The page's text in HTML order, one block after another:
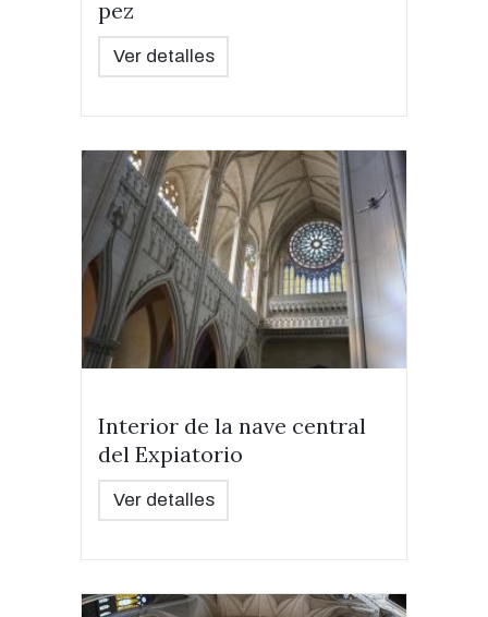
pez
Ver detalles
Interior de la nave central
del Expiatorio
Ver detalles